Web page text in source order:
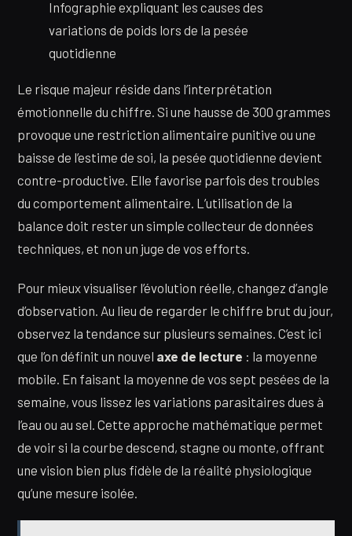
Infographie expliquant les causes des
variations de poids lors de la pesée
quotidienne
Le risque majeur réside dans l’interprétation
émotionnelle du chiffre. Si une hausse de 300 grammes
provoque une restriction alimentaire punitive ou une
baisse de l’estime de soi, la pesée quotidienne devient
contre-productive. Elle favorise parfois des troubles
du comportement alimentaire. L’utilisation de la
balance doit rester un simple collecteur de données
techniques, et non un juge de vos efforts.
Pour mieux visualiser l’évolution réelle, changez d’angle
d’observation. Au lieu de regarder le chiffre brut du jour,
observez la tendance sur plusieurs semaines. C’est ici
que l’on définit un nouvel axe de lecture : la moyenne
mobile. En faisant la moyenne de vos sept pesées de la
semaine, vous lissez les variations parasitaires dues à
l’eau ou au sel. Cette approche mathématique permet
de voir si la courbe descend, stagne ou monte, offrant
une vision bien plus fidèle de la réalité physiologique
qu’une mesure isolée.